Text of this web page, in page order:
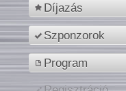
Díjazás
Szponzorok
Program